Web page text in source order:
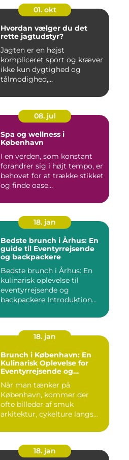
01. okt
Hvordan vælger du det
rette jagtudstyr?
Jagten er en højst
kompliceret sport og kræver
ikke kun dygtighed og
tålmodighed,...
08. jul
Spa og wellness i
København
I en verden, som konstant
forandrer sig i højt tempo, er
behovet for at trække stikket
og finde oase...
18. jan
Bedste brunch i Århus: En
guide til Eventyrrejsende
og backpackere
Bedste brunch i Århus: En
kulinarisk oplevelse til
eventyrrejsende og
backpackere Introduktion
18. jan
Brunch i København: En
Kulinarisk Oplevelse for
Eventyrrejsende og
VIDEO HER]
Når man tænker på
København, kommer der
ofte billeder af smuk
arkitektur, cykelture langs
18. jan